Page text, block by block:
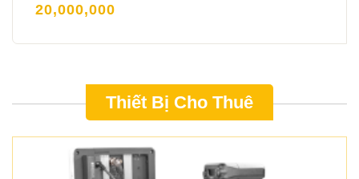
20,000,000
Thiết Bị Cho Thuê